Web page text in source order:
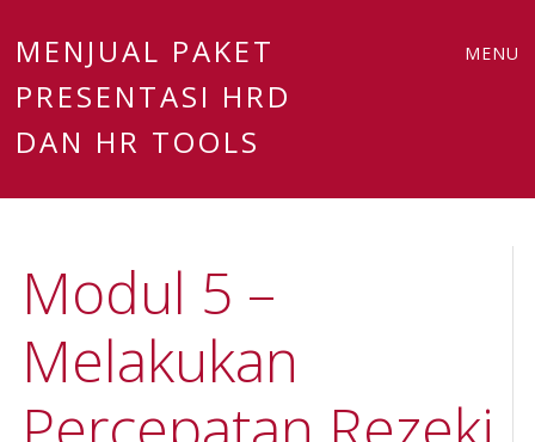
MENJUAL PAKET
PRESENTASI HRD
DAN HR TOOLS
MENU
Modul 5 –
Melakukan